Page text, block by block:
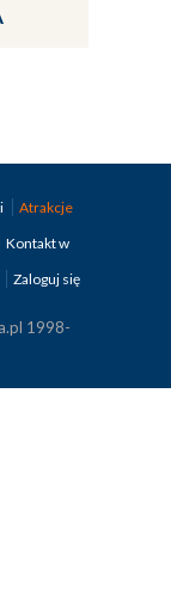
Atrakcje
Kontakt w
Zaloguj się
1998-